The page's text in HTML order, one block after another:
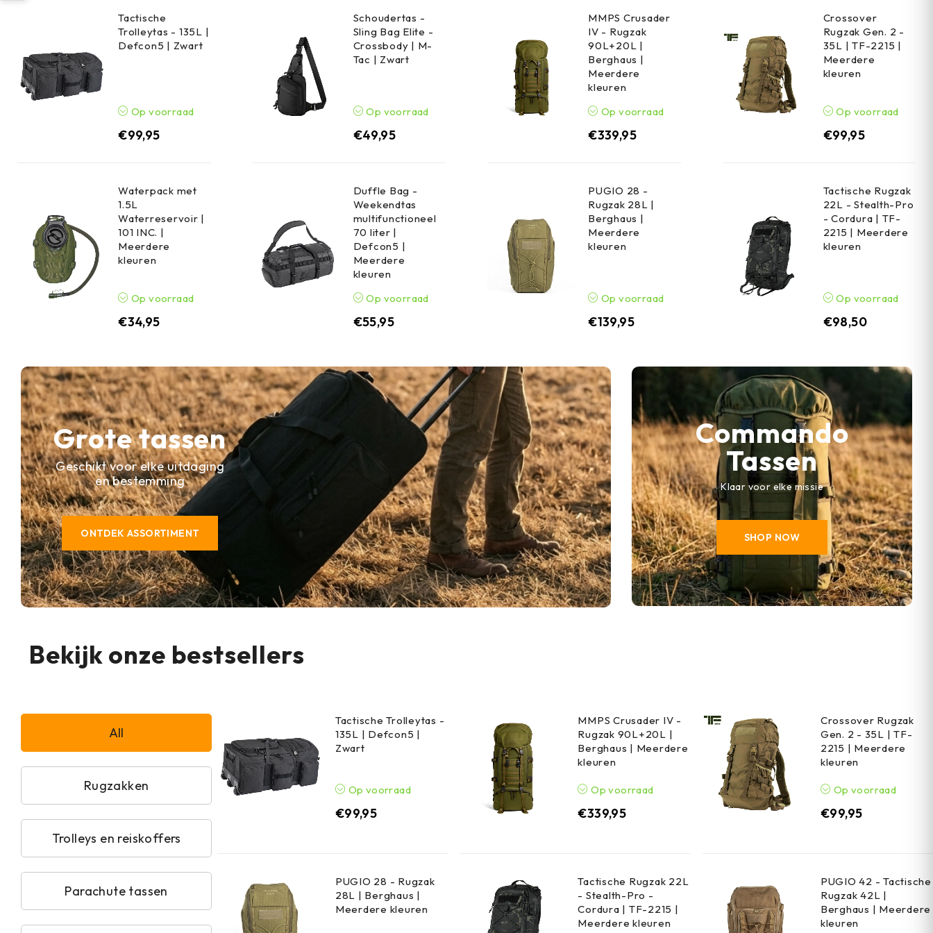
Tactische
Trolleytas - 135L |
Defcon5 | Zwart
Op voorraad
€99,95
Schoudertas -
Sling Bag Elite -
Crossbody | M-
Tac | Zwart
Op voorraad
€49,95
MMPS Crusader
IV - Rugzak
90L+20L |
Berghaus |
Meerdere
kleuren
Op voorraad
€339,95
Crossover
Rugzak Gen. 2 -
35L | TF-2215 |
Meerdere
kleuren
Op voorraad
€99,95
Waterpack met
1.5L
Waterreservoir |
101 INC. |
Meerdere
kleuren
Op voorraad
€34,95
Duffle Bag -
Weekendtas
multifunctioneel
70 liter |
Defcon5 |
Meerdere
kleuren
Op voorraad
€55,95
PUGIO 28 -
Rugzak 28L |
Berghaus |
Meerdere
kleuren
Op voorraad
€139,95
Tactische Rugzak
22L - Stealth-Pro
- Cordura | TF-
2215 | Meerdere
kleuren
Op voorraad
€98,50
Grote tassen
Geschikt voor elke uitdaging
en bestemming
ONTDEK ASSORTIMENT
Commando
Tassen
Klaar voor elke missie
SHOP NOW
Bekijk onze bestsellers
All
Rugzakken
Trolleys en reiskoffers
Parachute tassen
Tactische Trolleytas -
135L | Defcon5 |
Zwart
Op voorraad
€99,95
MMPS Crusader IV -
Rugzak 90L+20L |
Berghaus | Meerdere
kleuren
Op voorraad
€339,95
Crossover Rugzak
Gen. 2 - 35L | TF-
2215 | Meerdere
kleuren
Op voorraad
€99,95
PUGIO 28 - Rugzak
28L | Berghaus |
Meerdere kleuren
Tactische Rugzak 22L
- Stealth-Pro -
Cordura | TF-2215 |
Meerdere kleuren
PUGIO 42 - Tactische
Rugzak 42L |
Berghaus | Meerdere
kleuren